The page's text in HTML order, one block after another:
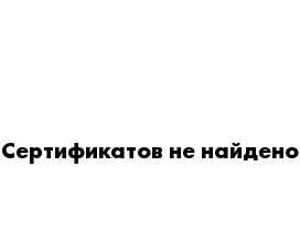
Сертификатов не найдено